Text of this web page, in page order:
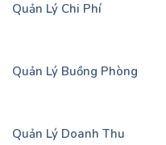
Quản Lý Chi Phí
Quản Lý Buồng Phòng
Quản Lý Doanh Thu